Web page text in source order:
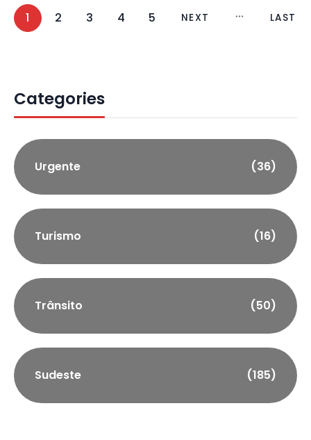
1 2 3 4 5 NEXT LAST
Categories
Urgente (36)
Turismo (16)
Trânsito (50)
Sudeste (185)